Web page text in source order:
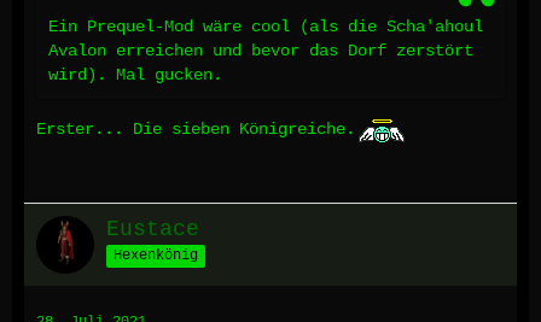
Ein Prequel-Mod wäre cool (als die Scha'ahoul
Avalon erreichen und bevor das Dorf zerstört
wird). Mal gucken.
Erster... Die sieben Königreiche.
Eustace
Hexenkönig